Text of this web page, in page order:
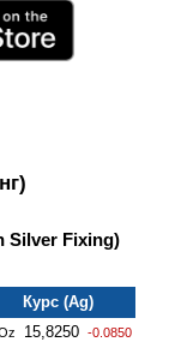
Silver Fixing)
Курс (Ag)
15,8250 -0.0850